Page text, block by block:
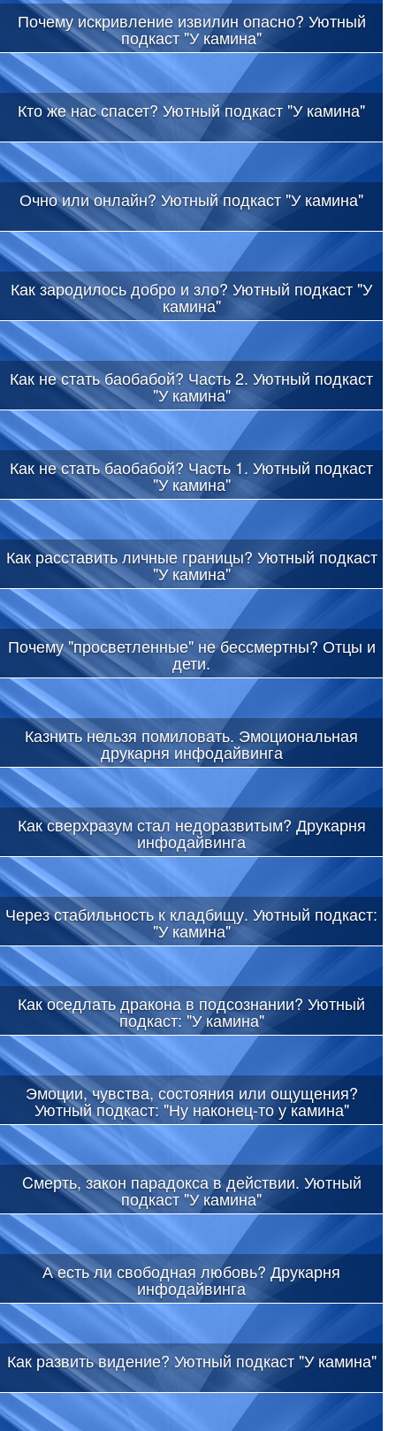
Почему искривление извилин опасно? Уютный
подкаст "У камина"
Кто же нас спасет? Уютный подкаст "У камина"
Очно или онлайн? Уютный подкаст "У камина"
Как зародилось добро и зло? Уютный подкаст "У
камина"
Как не стать баобабой? Часть 2. Уютный подкаст
"У камина"
Как не стать баобабой? Часть 1. Уютный подкаст
"У камина"
Как расставить личные границы? Уютный подкаст
"У камина"
Почему "просветленные" не бессмертны? Отцы и
дети.
Казнить нельзя помиловать. Эмоциональная
друкарня инфодайвинга
Как сверхразум стал недоразвитым? Друкарня
инфодайвинга
Через стабильность к кладбищу. Уютный подкаст:
"У камина"
Как оседлать дракона в подсознании? Уютный
подкаст: "У камина"
Эмоции, чувства, состояния или ощущения?
Уютный подкаст: "Ну наконец-то у камина"
Cмерть, закон парадокса в действии. Уютный
подкаст "У камина"
А есть ли свободная любовь? Друкарня
инфодайвинга
Как развить видение? Уютный подкаст "У камина"